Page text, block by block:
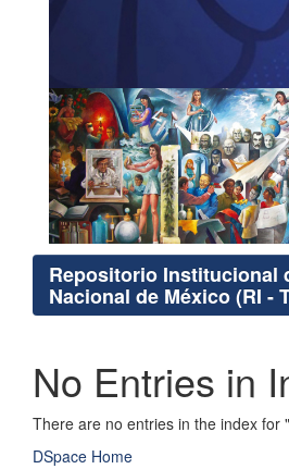
Repositorio Institucional
Nacional de México (RI -
No Entries in
There are no entries in the index for
DSpace Home